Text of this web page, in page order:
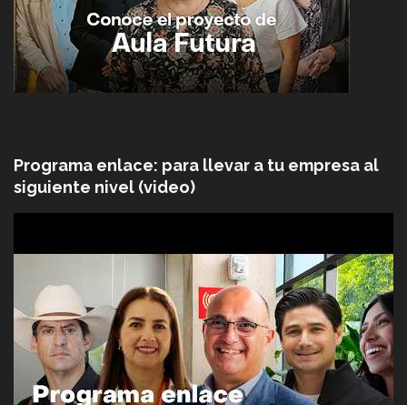
Programa enlace: para llevar a tu empresa al
siguiente nivel (video)